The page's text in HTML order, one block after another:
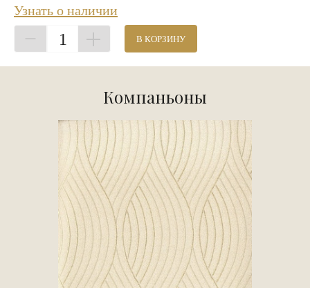
Узнать о наличии
1 В КОРЗИНУ
Компаньоны